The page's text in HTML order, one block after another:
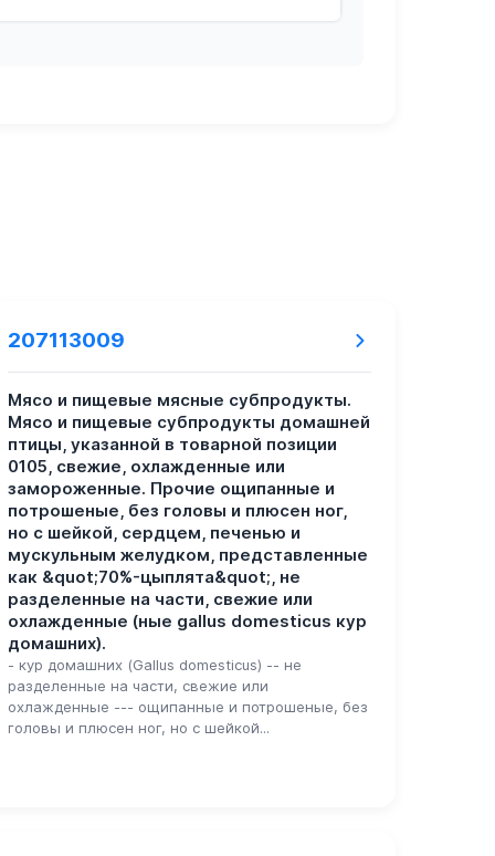
207113009
Мясо и пищевые мясные субпродукты.
Мясо и пищевые субпродукты домашней
птицы, указанной в товарной позиции
0105, свежие, охлажденные или
замороженные. Прочие ощипанные и
потрошеные, без головы и плюсен ног,
но с шейкой, сердцем, печенью и
мускульным желудком, представленные
как &quot;70%-цыплята&quot;, не
разделенные на части, свежие или
охлажденные (ные gallus domesticus кур
домашних).
- кур домашних (Gallus domesticus) -- не
разделенные на части, свежие или
охлажденные --- ощипанные и потрошеные, без
головы и плюсен ног, но с шейкой...